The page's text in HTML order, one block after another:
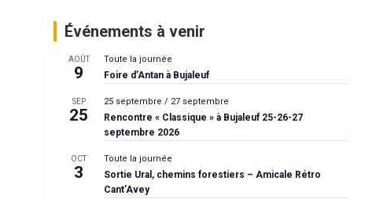
Événements à venir
AOÛT
9
Toute la journée
Foire d’Antan à Bujaleuf
SEP
25
25 septembre / 27 septembre
Rencontre « Classique » à Bujaleuf 25-26-27
septembre 2026
OCT
3
Toute la journée
Sortie Ural, chemins forestiers – Amicale Rétro
Cant’Avey